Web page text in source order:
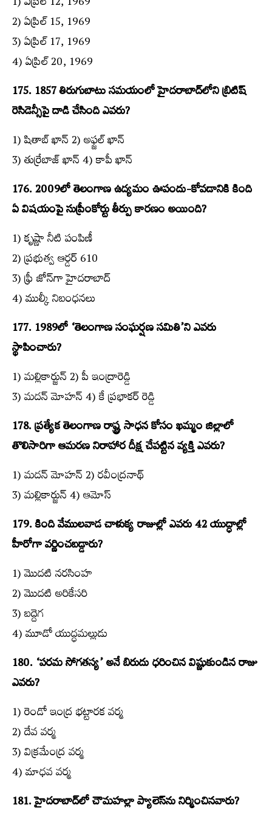
2) ఏప్రిల్‌ 15, 1969
3) ఏప్రిల్‌ 17, 1969
4) ఏప్రిల్‌ 20, 1969
175. 1857 తిరుగుబాటు సమయంలో హైదరాబాద్‌లోని బ్రిటిష్‌
రెసిడెన్సీపై దాడి చేసింది ఎవరు?
1) షితాబ్‌ ఖాన్‌ 2) అఫ్జల్‌ ఖాన్‌
3) తుర్రేబాజ్‌ ఖాన్‌ 4) కాపీ ఖాన్‌
176. 2009లో తెలంగాణ ఉద్యమం ఊపందు-కోవడానికి కింది
ఏ విషయంపై సుప్రీంకోర్టు తీర్పు కారణం అయింది?
1) కృష్ణా నీటి పంపిణీ
2) ప్రభుత్వ ఆర్డర్‌ 610
3) ఫ్రీ జోన్‌గా హైదరాబాద్‌
4) ముల్కీ నిబంధనలు
177. 1989లో ‘తెలంగాణ సంఘర్షణ సమితి’ని ఎవరు
స్థాపించారు?
1) మల్లికార్జున్‌ 2) పీ ఇంద్రారెడ్డి
3) మదన్‌ మోహన్‌ 4) కే ప్రభాకర్‌ రెడ్డి
178. ప్రత్యేక తెలంగాణ రాష్ట్ర సాధన కోసం ఖమ్మం జిల్లాలో
తొలిసారిగా ఆమరణ నిరాహార దీక్ష చేపట్టిన వ్యక్తి ఎవరు?
1) మదన్‌ మోహన్‌ 2) రవీంద్రనాథ్‌
3) మల్లికార్జున్‌ 4) ఆమోస్‌
179. కింది వేములవాడ చాళుక్య రాజుల్లో ఎవరు 42 యుద్ధాల్లో
హీరోగా వర్ణించబడ్డారు?
1) మొదటి నరసింహ
2) మొదటి అరికేసరి
3) బద్దెగ
4) మూడో యుద్ధమల్లుడు
180. ‘పరమ సోగతస్య’ అనే బిరుదు ధరించిన విష్ణుకుండిన రాజు
ఎవరు?
1) రెండో ఇంద్ర భట్టారక వర్మ
2) దేవ వర్మ
3) విక్రమేంద్ర వర్మ
4) మాధవ వర్మ
181. హైదరాబాద్‌లో చౌమహల్లా ప్యాలెస్‌ను నిర్మించినవారు?